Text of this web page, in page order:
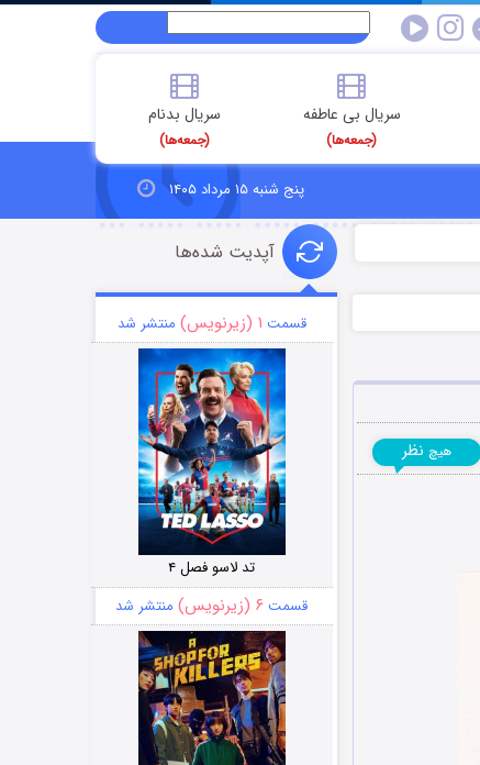
سریال بی عاطفه
(جمعه‌ها)
سریال بدنام
(جمعه‌ها)
پنج شنبه ۱۵ مرداد ۱۴۰۵
هیچ نظر
آپدیت شده‌ها
قسمت ۱ (زیرنویس) منتشر شد
تد لاسو فصل ۴
قسمت ۶ (زیرنویس) منتشر شد